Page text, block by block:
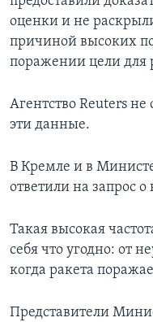
оценки и не
причиной высоких
поражении цели для
Агентство Reuters
эти данные.
В Кремле и в
ответили на запрос
Такая высокая
себя что угодно: от
когда ракета
Представители